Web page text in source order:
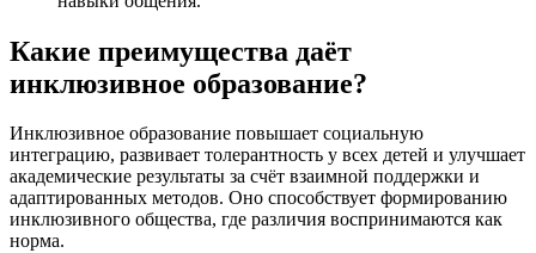
Какие преимущества даёт
инклюзивное образование?
Инклюзивное образование повышает социальную
интеграцию, развивает толерантность у всех детей и улучшает
академические результаты за счёт взаимной поддержки и
адаптированных методов. Оно способствует формированию
инклюзивного общества, где различия воспринимаются как
норма.